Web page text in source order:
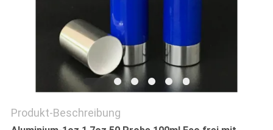
Produkt-Beschreibung